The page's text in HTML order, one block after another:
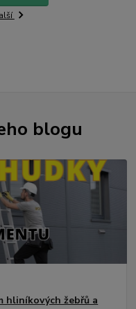
blogu
hliníkových žebřů a